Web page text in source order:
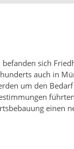
sich
auch in
um den
einen